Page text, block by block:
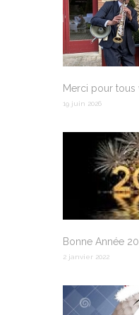
Merci pour tous
19 juin 2026
Bonne Année
2 janvier 2022